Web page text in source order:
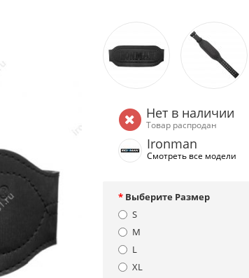
Нет в наличии
Товар распродан
Ironman
Смотреть все модели
Выберите Размер
S
M
L
XL